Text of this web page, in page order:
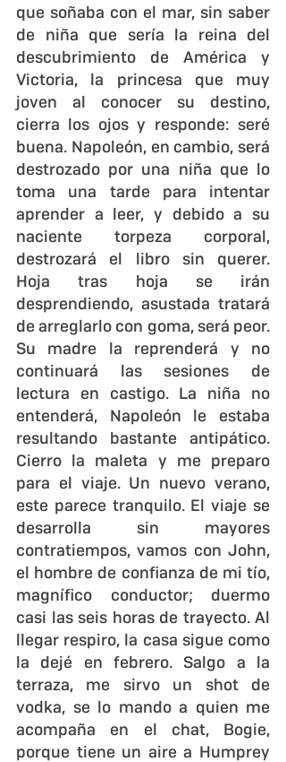
que soñaba con el mar, sin saber
de niña que sería la reina del
descubrimiento de América y
Victoria, la princesa que muy
joven al conocer su destino,
cierra los ojos y responde: seré
buena. Napoleón, en cambio, será
destrozado por una niña que lo
toma una tarde para intentar
aprender a leer, y debido a su
naciente torpeza corporal,
destrozará el libro sin querer.
Hoja tras hoja se irán
desprendiendo, asustada tratará
de arreglarlo con goma, será peor.
Su madre la reprenderá y no
continuará las sesiones de
lectura en castigo. La niña no
entenderá, Napoleón le estaba
resultando bastante antipático.
Cierro la maleta y me preparo
para el viaje. Un nuevo verano,
este parece tranquilo. El viaje se
desarrolla sin mayores
contratiempos, vamos con John,
el hombre de confianza de mi tío,
magnífico conductor; duermo
casi las seis horas de trayecto. Al
llegar respiro, la casa sigue como
la dejé en febrero. Salgo a la
terraza, me sirvo un shot de
vodka, se lo mando a quien me
acompaña en el chat, Bogie,
porque tiene un aire a Humprey